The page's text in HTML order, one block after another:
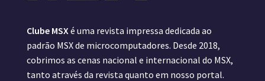
Clube MSX é uma revista impressa dedicada ao
padrão MSX de microcomputadores. Desde 2018,
cobrimos as cenas nacional e internacional do MSX,
tanto através da revista quanto em nosso portal.